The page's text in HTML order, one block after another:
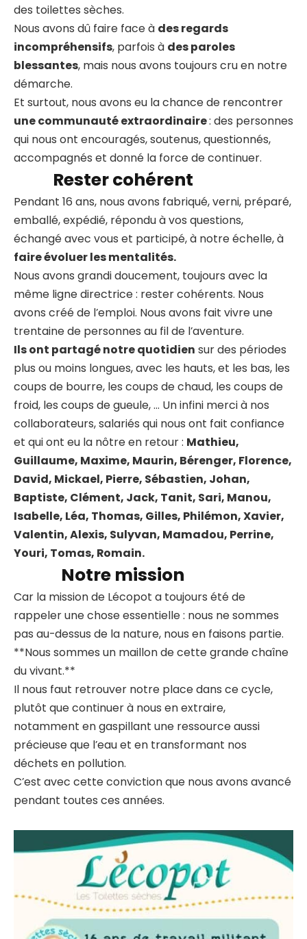
des toilettes sèches.
Nous avons dû faire face à des regards
incompréhensifs, parfois à des paroles
blessantes, mais nous avons toujours cru en notre
démarche.
Et surtout, nous avons eu la chance de rencontrer
une communauté extraordinaire: des personnes
qui nous ont encouragés, soutenus, questionnés,
accompagnés et donné la force de continuer.
Rester cohérent
Pendant 16 ans, nous avons fabriqué, verni, préparé,
emballé, expédié, répondu à vos questions,
échangé avec vous et participé, à notre échelle, à
faire évoluer les mentalités.
Nous avons grandi doucement, toujours avec la
même ligne directrice : rester cohérents. Nous
avons créé de l’emploi. Nous avons fait vivre une
trentaine de personnes au fil de l’aventure.
Ils ont partagé notre quotidien sur des périodes
plus ou moins longues, avec les hauts, et les bas, les
coups de bourre, les coups de chaud, les coups de
froid, les coups de gueule, … Un infini merci à nos
collaborateurs, salariés qui nous ont fait confiance
et qui ont eu la nôtre en retour : Mathieu,
Guillaume, Maxime, Maurin, Bérenger, Florence,
David, Mickael, Pierre, Sébastien, Johan,
Baptiste, Clément, Jack, Tanit, Sari, Manou,
Isabelle, Léa, Thomas, Gilles, Philémon, Xavier,
Valentin, Alexis, Sulyvan, Mamadou, Perrine,
Youri, Tomas, Romain.
Notre mission
Car la mission de Lécopot a toujours été de
rappeler une chose essentielle : nous ne sommes
pas au-dessus de la nature, nous en faisons partie.
**Nous sommes un maillon de cette grande chaîne
du vivant.**
Il nous faut retrouver notre place dans ce cycle,
plutôt que continuer à nous en extraire,
notamment en gaspillant une ressource aussi
précieuse que l’eau et en transformant nos
déchets en pollution.
C’est avec cette conviction que nous avons avancé
pendant toutes ces années.